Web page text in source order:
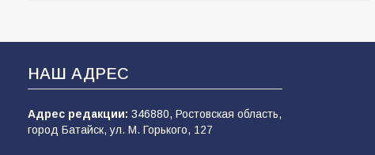
НАШ АДРЕС
Адрес редакции: 346880, Ростовская область,
город Батайск, ул. М. Горького, 127